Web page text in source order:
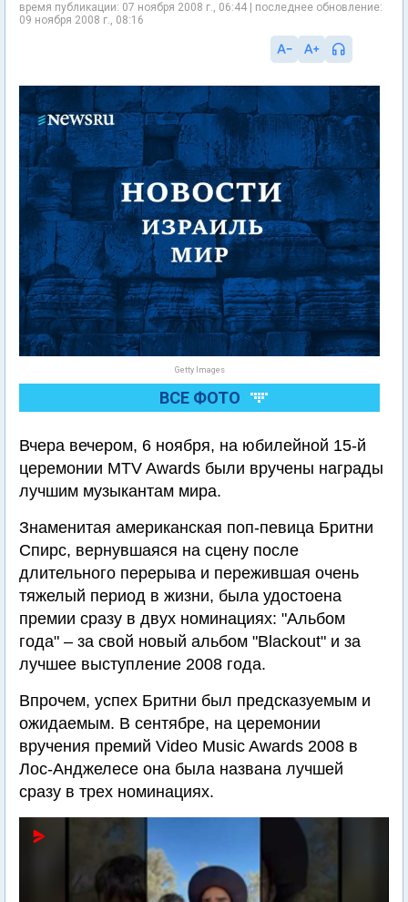
время публикации: 07 ноября 2008 г., 06:44 | последнее обновление:
09 ноября 2008 г., 08:16
Getty Images
ВСЕ ФОТО
Вчера вечером, 6 ноября, на юбилейной 15-й
церемонии MTV Awards были вручены награды
лучшим музыкантам мира.
Знаменитая американская поп-певица Бритни
Спирс, вернувшаяся на сцену после
длительного перерыва и пережившая очень
тяжелый период в жизни, была удостоена
премии сразу в двух номинациях: "Альбом
года" – за свой новый альбом "Blackout" и за
лучшее выступление 2008 года.
Впрочем, успех Бритни был предсказуемым и
ожидаемым. В сентябре, на церемонии
вручения премий Video Music Awards 2008 в
Лос-Анджелесе она была названа лучшей
сразу в трех номинациях.